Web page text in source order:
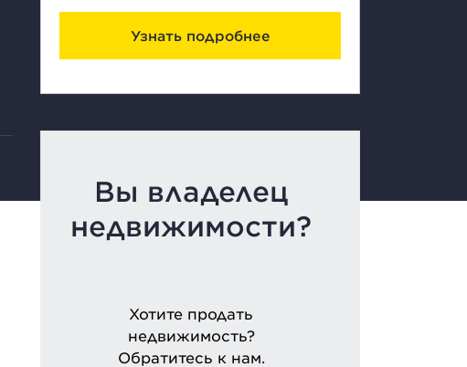
Узнать подробнее
Вы владелец
недвижимости?
Хотите продать
недвижимость?
Обратитесь к нам.